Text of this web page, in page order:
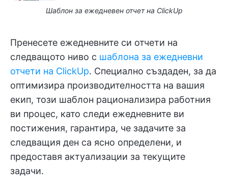
Шаблон за ежедневен отчет на ClickUp
Пренесете ежедневните си отчети на
следващото ниво с шаблона за ежедневни
отчети на ClickUp. Специално създаден, за да
оптимизира производителността на вашия
екип, този шаблон рационализира работния
ви процес, като следи ежедневните ви
постижения, гарантира, че задачите за
следващия ден са ясно определени, и
предоставя актуализации за текущите
задачи.